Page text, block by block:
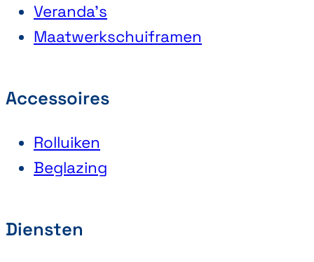
Veranda’s
Maatwerkschuiframen
Accessoires
Rolluiken
Beglazing
Diensten